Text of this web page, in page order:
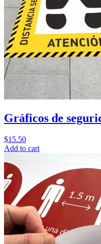
Gráficos de
$15.50
Add to cart